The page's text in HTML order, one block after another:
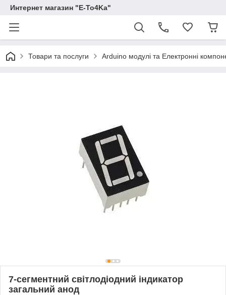
Интернет магазин "E-To4Ka"
Товари та послуги Arduino модулі та Електронні
7-сегментний світлодіодний індикатор
загальний анод